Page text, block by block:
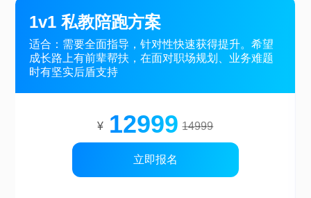
1v1 私教陪跑方案
适合：需要全面指导，针对性快速获得提升。希望
成长路上有前辈帮扶，在面对职场规划、业务难题
时有坚实后盾支持
¥ 12999 14999
立即报名